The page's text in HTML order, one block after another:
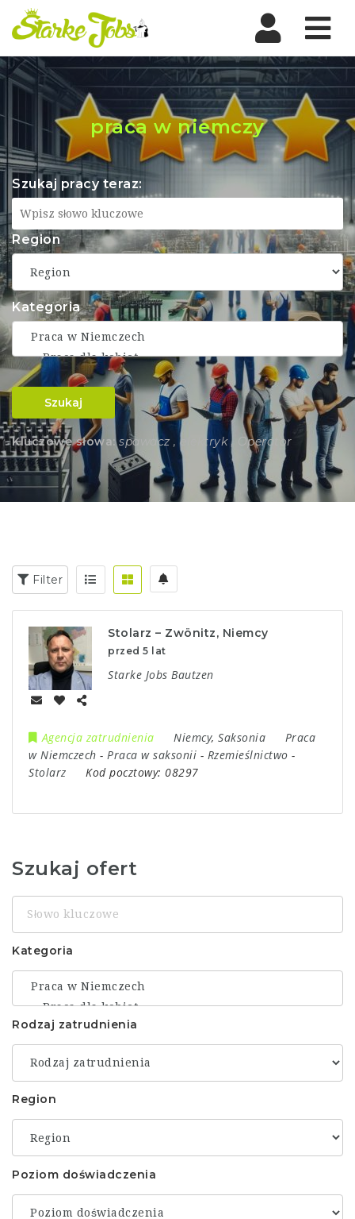
praca w niemczy
Szukaj pracy teraz:
Region
Kategoria
Szukaj
Kluczowe słowa: spawacz , elektryk , Operator
Filter
Stolarz – Zwönitz, Niemcy
przed 5 lat
Starke Jobs Bautzen
Agencja zatrudnienia Niemcy, Saksonia
Praca
w Niemczech - Praca w saksonii - Rzemieślnictwo -
Stolarz
Kod pocztowy: 08297
Szukaj ofert
Słowo
kluczowe
Kategoria
Rodzaj zatrudnienia
Region
Poziom doświadczenia